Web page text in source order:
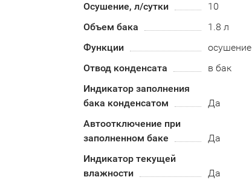
Осушение, л/сутки
10
Объем бака
1.8 л
Функции
осушение
Отвод конденсата
в бак
Индикатор заполнения
бака конденсатом
Да
Автоотключение при
заполненном баке
Да
Индикатор текущей
влажности
Да